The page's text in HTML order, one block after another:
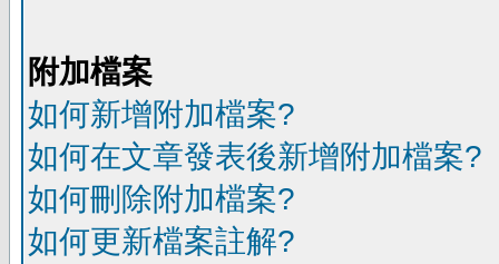
附加檔案
如何新增附加檔案?
如何在文章發表後新增附加檔案?
如何刪除附加檔案?
如何更新檔案註解?